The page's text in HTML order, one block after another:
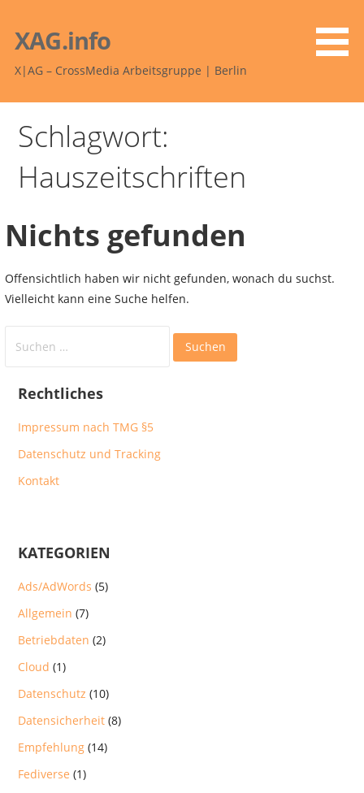
Inhalt
springen
XAG.info
X|AG – CrossMedia Arbeitsgruppe | Berlin
Schlagwort:
Hauszeitschriften
Nichts gefunden
Offensichtlich haben wir nicht gefunden, wonach du suchst.
Vielleicht kann eine Suche helfen.
nach:
Rechtliches
Impressum nach TMG §5
Datenschutz und Tracking
Kontakt
KATEGORIEN
Ads/AdWords (5)
Allgemein (7)
Betriebdaten (2)
Cloud (1)
Datenschutz (10)
Datensicherheit (8)
Empfehlung (14)
Fediverse (1)